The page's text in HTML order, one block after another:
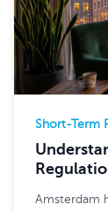
Short-Term
Amsterdam